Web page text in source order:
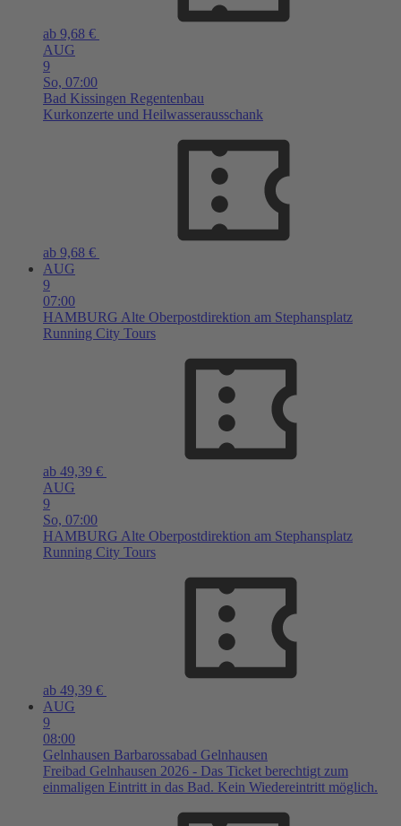
ab 9,68 €
AUG
9
So, 07:00
Bad Kissingen Regentenbau
Kurkonzerte und Heilwasserausschank
ab 9,68 €
AUG
9
07:00
HAMBURG Alte Oberpostdirektion am Stephansplatz
Running City Tours
ab 49,39 €
AUG
9
So, 07:00
HAMBURG Alte Oberpostdirektion am Stephansplatz
Running City Tours
ab 49,39 €
AUG
9
08:00
Gelnhausen Barbarossabad Gelnhausen
Freibad Gelnhausen 2026 - Das Ticket berechtigt zum
einmaligen Eintritt in das Bad. Kein Wiedereintritt möglich.